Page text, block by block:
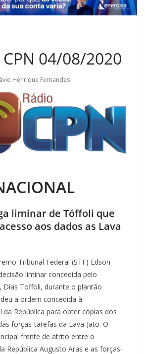
04/08/2020
Henrique Fernandes
liminar de Tóffoli que
aos dados as Lava
Tribunal Federal (STF) Edson
liminar concedida pelo
Dias Toffoli, durante o plantão
a ordem concedida à
da República para obter cópias dos
forças-tarefas da Lava-Jato. O
frente de atrito entre o
República Augusto Aras e as forças-